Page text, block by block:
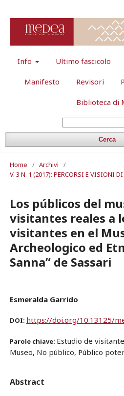
Info Ultimo fascicolo
Manifesto Revisori
Biblioteca di
Cerca
Home / Archivi
/
V. 3 N. 1 (2017): PERCORSI E VISIONI
Los públicos del
visitantes reales a
visitantes en el
Archeologico ed
Sanna” de Sassari
Esmeralda Garrido
DOI: https://doi.org/10.13125/
Parole chiave: Estudio de
Museo, No público, Público
Abstract